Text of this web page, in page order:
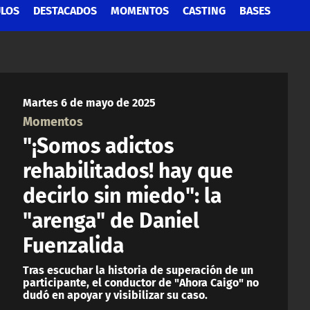
DESTACADOS MOMENTOS CASTING BASES
Martes 6 de mayo de 2025
Momentos
"¡Somos adictos
rehabilitados! hay que
decirlo sin miedo": la
"arenga" de Daniel
Fuenzalida
Tras escuchar la historia de superación de un
participante, el conductor de "Ahora Caigo" no
dudó en apoyar y visibilizar su caso.